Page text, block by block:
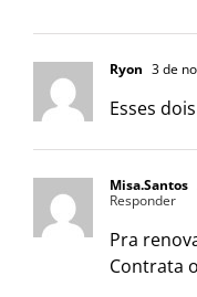
Ryon 3 de
Esses
Misa.Santos
Responder
Pra
Contrata